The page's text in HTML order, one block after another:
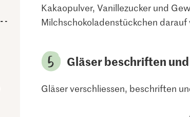
Kakaopulver, Vanillezucker und
Milchschokoladenstückchen darauf
Gläser beschriften
Gläser verschliessen, beschriften